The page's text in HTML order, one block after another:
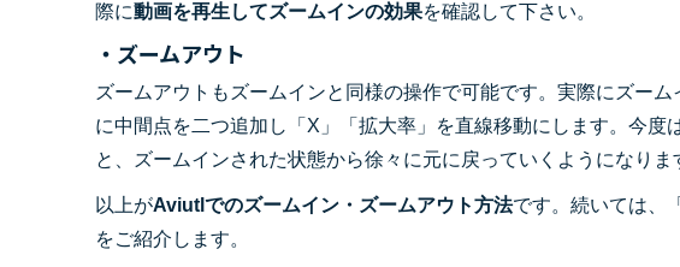
際に動画を再生してズームインの効果を確認して下さい。
・ズームアウト
ズームアウトもズームインと同様の操作で可能です。実際にズー
に中間点を二つ追加し「X」「拡大率」を直線移動にします。今度
と、ズームインされた状態から徐々に元に戻っていくようになりま
以上がAviutlでのズームイン・ズームアウト方法です。続いては、
をご紹介します。